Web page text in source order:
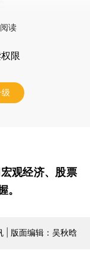
读
限
观经济、股票
。
| 版面编辑：吴秋晗